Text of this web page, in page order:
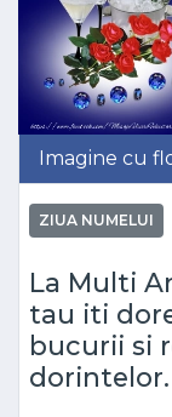
Imagine cu
ZIUA NUMELUI
La Multi
tau iti
bucurii si
dorintelor.